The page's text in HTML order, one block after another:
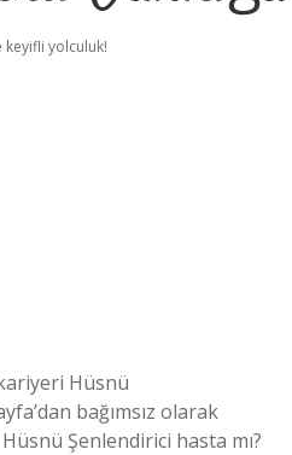
keyifli yolculuk!
Hüsnü
bağımsız olarak
Şenlendirici hasta mı?